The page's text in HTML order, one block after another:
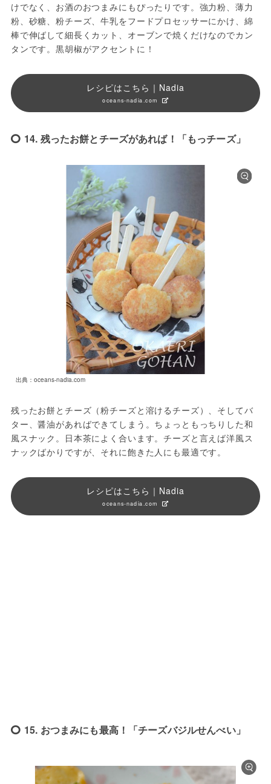
けでなく、お酒のおつまみにもぴったりです。強力粉、薄力
粉、砂糖、粉チーズ、牛乳をフードプロセッサーにかけ、綿
棒で伸ばして細長くカット、オーブンで焼くだけなのでカン
タンです。黒胡椒がアクセントに！
レシピはこちら｜Nadia
oceans-nadia.com
14. 残ったお餅とチーズがあれば！「もっチーズ」
出典：oceans-nadia.com
残ったお餅とチーズ（粉チーズと溶けるチーズ）、そしてバ
ター、醤油があればできてしまう。ちょっともっちりした和
風スナック。日本茶によく合います。チーズと言えば洋風ス
ナックばかりですが、それに飽きた人にも最適です。
レシピはこちら｜Nadia
oceans-nadia.com
15. おつまみにも最高！「チーズバジルせんべい」